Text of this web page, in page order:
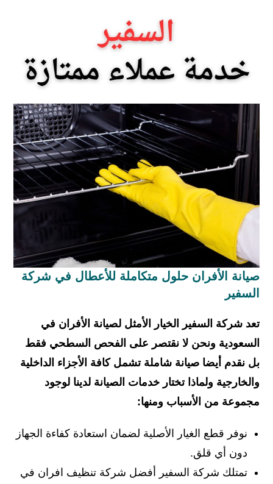
صيانة الأفران حلول متكاملة للأعطال في شركة
السفير
تعد شركة السفير الخيار الأمثل لصيانة الأفران في
السعودية ونحن لا نقتصر على الفحص السطحي فقط
بل نقدم أيضا صيانة شاملة تشمل كافة الأجزاء الداخلية
والخارجية ولماذا تختار خدمات الصيانة لدينا لوجود
مجموعة من الأسباب ومنها:
نوفر قطع الغيار الأصلية لضمان استعادة كفاءة الجهاز
دون أي قلق.
تمتلك شركة السفير أفضل شركة تنظيف افران في